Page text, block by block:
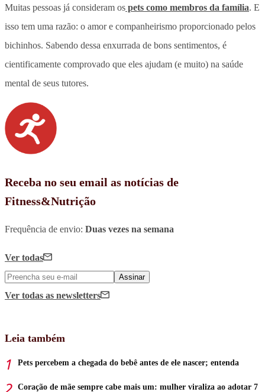
Muitas pessoas já consideram os pets como membros da família. E
isso tem uma razão: o amor e companheirismo proporcionado pelos
bichinhos. Sabendo dessa enxurrada de bons sentimentos, é
cientificamente comprovado que eles ajudam (e muito) na saúde
mental de seus tutores.
Receba no seu email as notícias de
Fitness&Nutrição
Frequência de envio: Duas vezes na semana
Ver todas
Assinar
Ver todas as newsletters
Leia também
Pets percebem a chegada do bebê antes de ele nascer; entenda
Coração de mãe sempre cabe mais um: mulher viraliza ao adotar 7